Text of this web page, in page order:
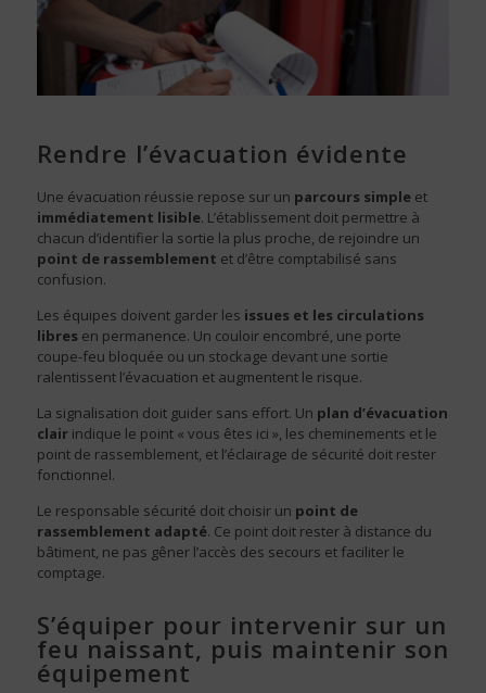
Rendre l’évacuation évidente
Une évacuation réussie repose sur un parcours simple et
immédiatement lisible. L’établissement doit permettre à
chacun d’identifier la sortie la plus proche, de rejoindre un
point de rassemblement et d’être comptabilisé sans
confusion.
Les équipes doivent garder les issues et les circulations
libres en permanence. Un couloir encombré, une porte
coupe-feu bloquée ou un stockage devant une sortie
ralentissent l’évacuation et augmentent le risque.
La signalisation doit guider sans effort. Un plan d’évacuation
clair indique le point « vous êtes ici », les cheminements et le
point de rassemblement, et l’éclairage de sécurité doit rester
fonctionnel.
Le responsable sécurité doit choisir un point de
rassemblement adapté. Ce point doit rester à distance du
bâtiment, ne pas gêner l’accès des secours et faciliter le
comptage.
S’équiper pour intervenir sur un
feu naissant, puis maintenir son
équipement